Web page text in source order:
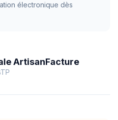
électronique dès
ArtisanFacture